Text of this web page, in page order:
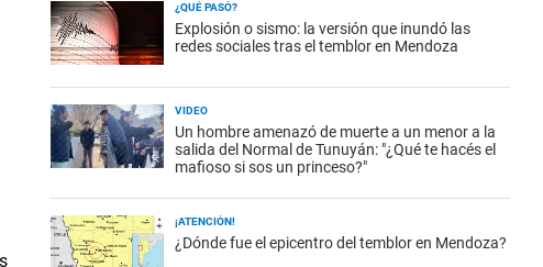
¿QUÉ PASÓ?
Explosión o sismo: la versión que inundó las
redes sociales tras el temblor en Mendoza
VIDEO
Un hombre amenazó de muerte a un menor a la
salida del Normal de Tunuyán: "¿Qué te hacés el
mafioso si sos un princeso?"
¡ATENCIÓN!
¿Dónde fue el epicentro del temblor en Mendoza?